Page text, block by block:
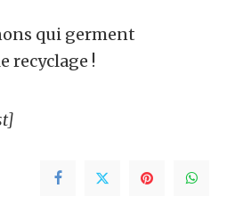
qui germent
recyclage !